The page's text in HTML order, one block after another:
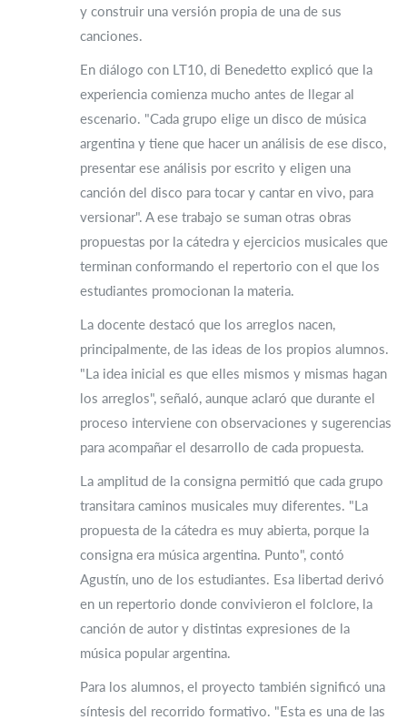
y construir una versión propia de una de sus
canciones.
En diálogo con LT10, di Benedetto explicó que la
experiencia comienza mucho antes de llegar al
escenario. "Cada grupo elige un disco de música
argentina y tiene que hacer un análisis de ese disco,
presentar ese análisis por escrito y eligen una
canción del disco para tocar y cantar en vivo, para
versionar". A ese trabajo se suman otras obras
propuestas por la cátedra y ejercicios musicales que
terminan conformando el repertorio con el que los
estudiantes promocionan la materia.
La docente destacó que los arreglos nacen,
principalmente, de las ideas de los propios alumnos.
"La idea inicial es que elles mismos y mismas hagan
los arreglos", señaló, aunque aclaró que durante el
proceso interviene con observaciones y sugerencias
para acompañar el desarrollo de cada propuesta.
La amplitud de la consigna permitió que cada grupo
transitara caminos musicales muy diferentes. "La
propuesta de la cátedra es muy abierta, porque la
consigna era música argentina. Punto", contó
Agustín, uno de los estudiantes. Esa libertad derivó
en un repertorio donde convivieron el folclore, la
canción de autor y distintas expresiones de la
música popular argentina.
Para los alumnos, el proyecto también significó una
síntesis del recorrido formativo. "Esta es una de las